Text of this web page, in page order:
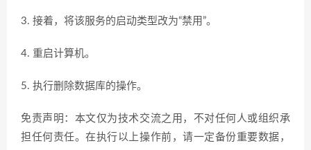
3. 接着，将该服务的启动类型改为“禁用”。
4. 重启计算机。
5. 执行删除数据库的操作。
免责声明：本文仅为技术交流之用，不对任何人或组织承
担任何责任。在执行以上操作前，请一定备份重要数据，